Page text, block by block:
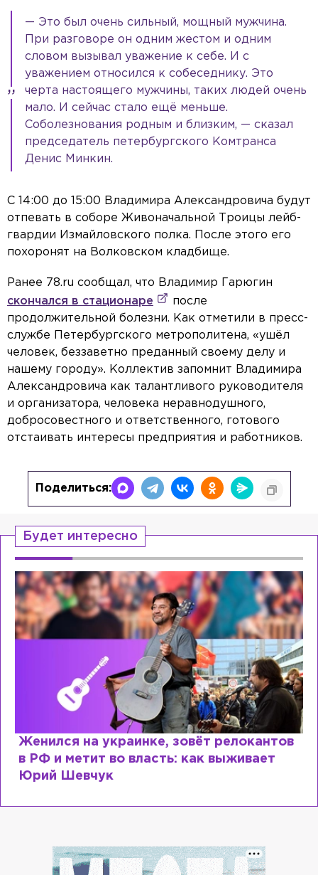
— Это был очень сильный, мощный мужчина.
При разговоре он одним жестом и одним
словом вызывал уважение к себе. И с
уважением относился к собеседнику. Это
черта настоящего мужчины, таких людей очень
мало. И сейчас стало ещё меньше.
Соболезнования родным и близким, — сказал
председатель петербургского Комтранса
Денис Минкин.
С 14:00 до 15:00 Владимира Александровича будут
отпевать в соборе Живоначальной Троицы лейб-
гвардии Измайловского полка. После этого его
похоронят на Волковском кладбище.
Ранее 78.ru сообщал, что Владимир Гарюгин
скончался в стационаре
после
продолжительной болезни. Как отметили в пресс-
службе Петербургского метрополитена, «ушёл
человек, беззаветно преданный своему делу и
нашему городу». Коллектив запомнит Владимира
Александровича как талантливого руководителя
и организатора, человека неравнодушного,
добросовестного и ответственного, готового
отстаивать интересы предприятия и работников.
Поделиться:
Будет интересно
Женился на украинке, зовёт релокантов
в РФ и метит во власть: как выживает
Юрий Шевчук